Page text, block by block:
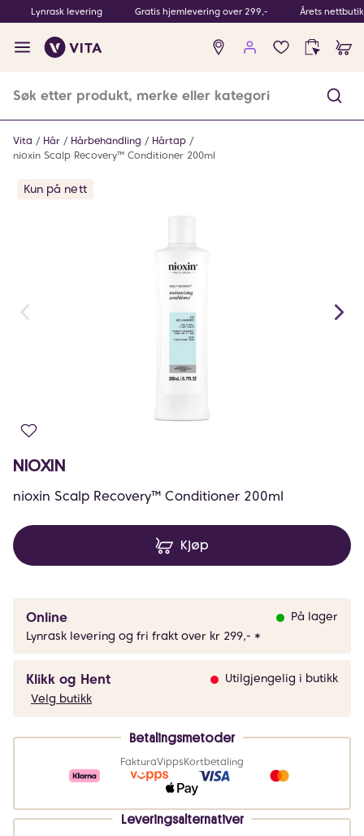
Lynrask levering Gratis hjemlevering over 299,- Årets
Ingen
produkter
Vita Hår Hårbehandling
Hårtap
nioxin Scalp Recovery™ Conditioner 200ml
Kun på nett
NIOXIN
nioxin Scalp Recovery™ Conditioner 200ml
Kjøp
Online
På lager
Lynrask levering og fri frakt over kr 299,- *
Klikk og Hent
Utilgjengelig i butikk
Velg butikk
Betalingsmetoder
FakturaVippsKortbetaling
Leveringsalternativer